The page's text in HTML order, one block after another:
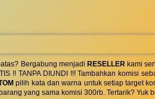
Bergabung menjadi RESELLER kami
!! TANPA DIUNDI !!! Tambahkan komisi
pilih kata dan warna untuk setiap target
yang sama komisi 300rb. Tertarik? Yuk